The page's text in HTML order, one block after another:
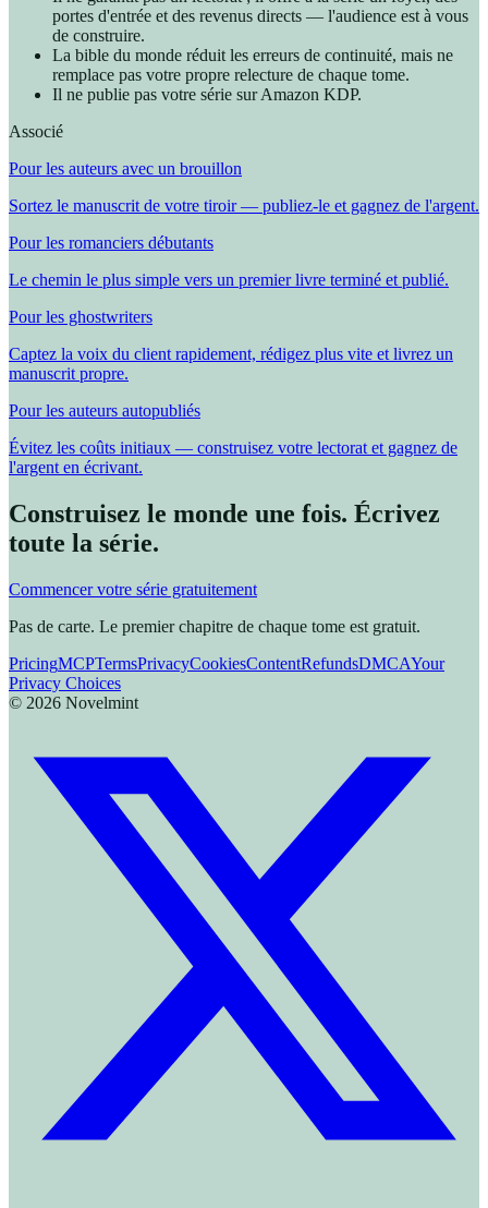
portes d'entrée et des revenus directs — l'audience est à vous
de construire.
La bible du monde réduit les erreurs de continuité, mais ne
remplace pas votre propre relecture de chaque tome.
Il ne publie pas votre série sur Amazon KDP.
Associé
Pour les auteurs avec un brouillon
Sortez le manuscrit de votre tiroir — publiez-le et gagnez de l'argent.
Pour les romanciers débutants
Le chemin le plus simple vers un premier livre terminé et publié.
Pour les ghostwriters
Captez la voix du client rapidement, rédigez plus vite et livrez un
manuscrit propre.
Pour les auteurs autopubliés
Évitez les coûts initiaux — construisez votre lectorat et gagnez de
l'argent en écrivant.
Construisez le monde une fois. Écrivez
toute la série.
Commencer votre série gratuitement
Pas de carte. Le premier chapitre de chaque tome est gratuit.
PricingMCPTermsPrivacyCookiesContentRefundsDMCAYour
Privacy Choices
© 2026 Novelmint